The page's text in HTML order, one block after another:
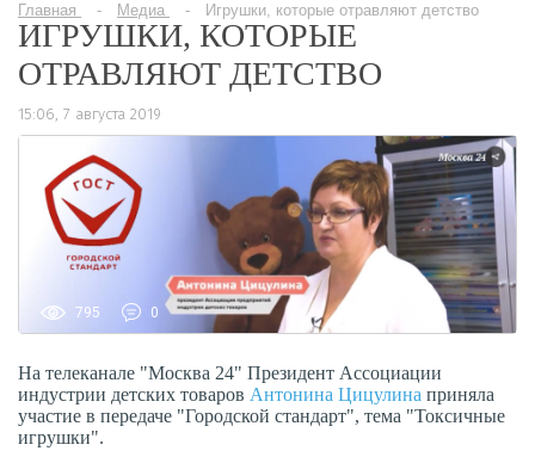
Главная Медиа Игрушки, которые отравляют детство
ИГРУШКИ, КОТОРЫЕ
ОТРАВЛЯЮТ ДЕТСТВО
15:06, 7 августа 2019
795 0
На телеканале "Москва 24" Президент Ассоциации
индустрии детских товаров Антонина Цицулина приняла
участие в передаче "Городской стандарт", тема "Токсичные
игрушки".